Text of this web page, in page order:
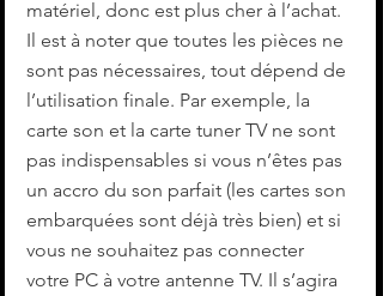
matériel, donc est plus cher à l’achat.
Il est à noter que toutes les pièces ne
sont pas nécessaires, tout dépend de
l’utilisation finale. Par exemple, la
carte son et la carte tuner TV ne sont
pas indispensables si vous n’êtes pas
un accro du son parfait (les cartes son
embarquées sont déjà très bien) et si
vous ne souhaitez pas connecter
votre PC à votre antenne TV. Il s’agira